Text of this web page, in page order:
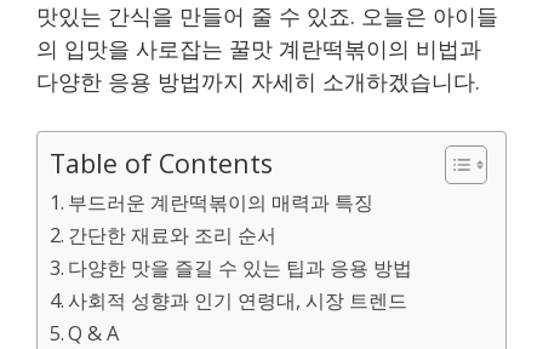
맛있는 간식을 만들어 줄 수 있죠. 오늘은 아이들
의 입맛을 사로잡는 꿀맛 계란떡볶이의 비법과
다양한 응용 방법까지 자세히 소개하겠습니다.
Table of Contents
부드러운 계란떡볶이의 매력과 특징
간단한 재료와 조리 순서
다양한 맛을 즐길 수 있는 팁과 응용 방법
사회적 성향과 인기 연령대, 시장 트렌드
Q & A